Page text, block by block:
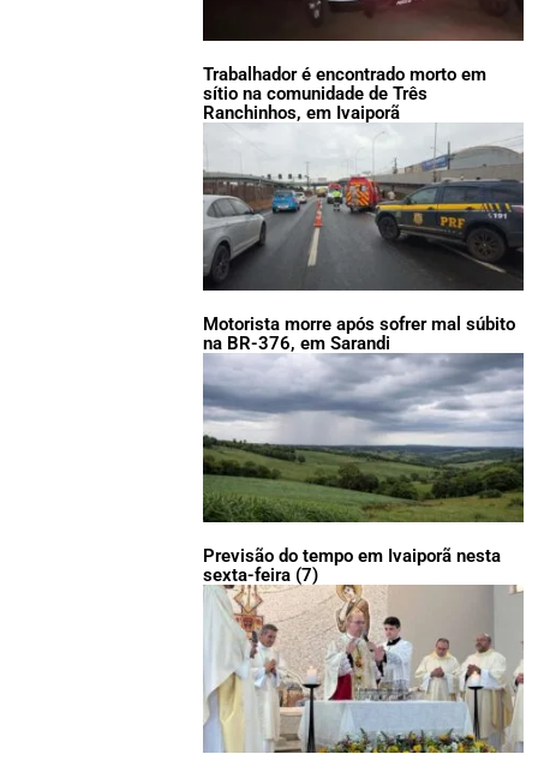
Trabalhador é encontrado morto em
sítio na comunidade de Três
Ranchinhos, em Ivaiporã
Motorista morre após sofrer mal súbito
na BR-376, em Sarandi
Previsão do tempo em Ivaiporã nesta
sexta-feira (7)